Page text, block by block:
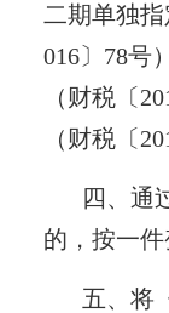
二期单独
016〕78号
（财税〔
（财税〔
四、通
的，按一件
五、将